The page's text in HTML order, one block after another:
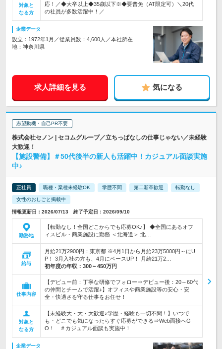
対象と
なる方
応！／◆大卒以上◆35歳以下※◆要普免（AT限定可）＼20代
の社員が多数活躍中！／
企業データ
設立：1972年1月／従業員数：4,600人／本社所在
地：神奈川県
求人詳細を見る 気になる
志望動機・自己PR不要
株式会社セノン | セコムグループ／立ちっぱなしの仕事じゃない／未経験
大歓迎！
【施設警備】＃50代後半の新人も活躍中！カジュアル面談実施
中♪
正社員 職種・業種未経験OK 学歴不問 第二新卒歓迎 転勤なし
女性のおしごと掲載中
情報更新日：2026/07/13 終了予定日：2026/09/10
勤務地
【転勤なし！全国どこからでも応募OK♪】 ◆全国にあるオフ
ィスビル・商業施設に勤務 ＜北海道＞ 北…
給与
月給21万2900円：東京都 ※4月1日から月給23万5000円～にU
P！ 3月入社の方も、4月にベースUP！ 月給21万2…
初年度の年収： 300～450万円
仕事内容
【デビュー前：丁寧な研修でフォロー⇒デビュー後：20～60代
の仲間とチームで活躍♪】オフィスや商業施設等の安心・安
全・快適さを守る仕事をお任せ！
対象と
なる方
【未経験大・大・大歓迎♪学歴・経験も一切不問！】いつで
も・どこでも気になったらすぐ応募ができる⇒Web面接へG
O！ ＃カジュアル面談も実施中！
企業データ